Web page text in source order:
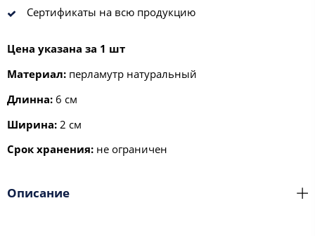
Сертификаты на всю продукцию
Цена указана за 1 шт
Материал: перламутр натуральный
Длинна: 6 см
Ширина: 2 см
Срок хранения: не ограничен
Описание